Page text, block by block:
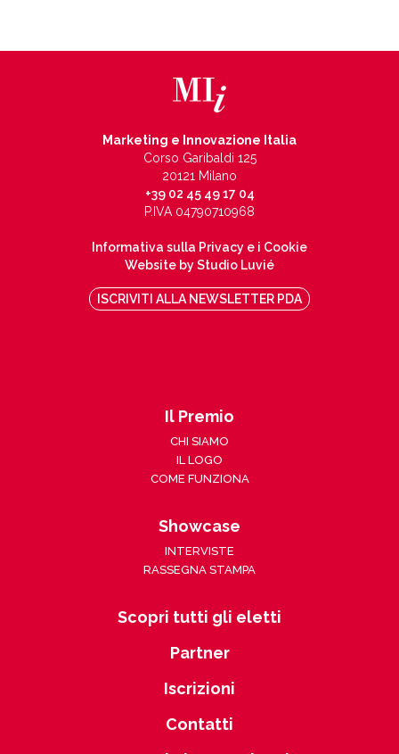
Marketing e Innovazione Italia
Corso Garibaldi 125
20121 Milano
+39 02 45 49 17 04
P.IVA 04790710968
Informativa sulla Privacy e i Cookie
Website by Studio Luvié
ISCRIVITI ALLA NEWSLETTER PDA
Il Premio
CHI SIAMO
IL LOGO
COME FUNZIONA
Showcase
INTERVISTE
RASSEGNA STAMPA
Scopri tutti gli eletti
Partner
Iscrizioni
Contatti